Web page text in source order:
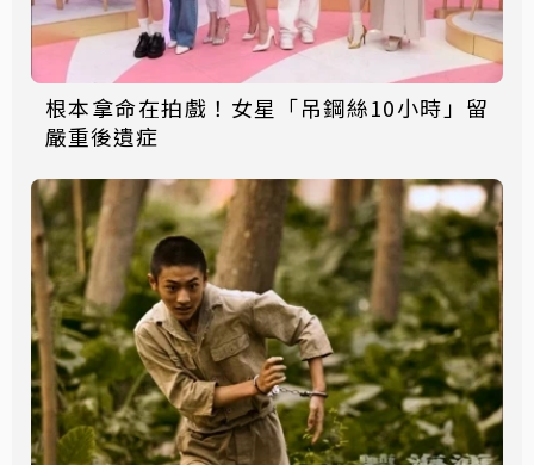
根本拿命在拍戲！女星「吊鋼絲10小時」留
嚴重後遺症